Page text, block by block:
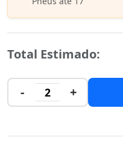
Total Estimado:
- 2 +